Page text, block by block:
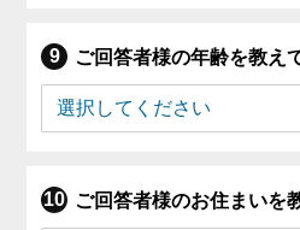
ご回答者様の年齢を教え
ご回答者様のお住まいを